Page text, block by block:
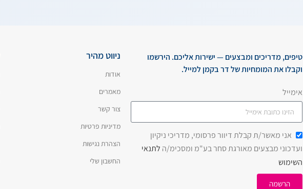
טיפים, מדריכים ומבצעים — ישירות אליכם. הירשמו
וקבלו את המומחיות של דר בקמן למייל.
אימייל
אני מאשר/ת קבלת דיוור פרסומי, מדריכי ניקיון
ועדכוני מבצעים מאורגת סחר בע"מ ומסכימ/ה לתנאי
השימוש
הרשמה
ניווט מהיר
אודות
מאמרים
צור קשר
מדיניות פרטיות
הצהרת נגישות
החשבון שלי